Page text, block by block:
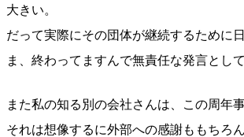
大きい。
だって実際にその団体が継続するために
ま、終わってますんで無責任な発言とし
また私の知る別の会社さんは、この周年
それは想像するに外部への感謝ももちろ